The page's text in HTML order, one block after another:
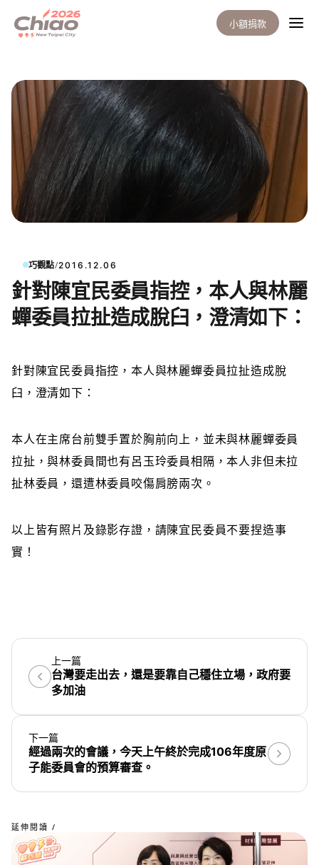
小額捐款
巧觀點/2016.12.06
針對陳宜民委員指控，本人與林麗
蟬委員拉扯造成脫臼，澄清如下：
針對陳宜民委員指控，本人與林麗蟬委員拉扯造成脫
臼，澄清如下：
本人在主席台前雙手置於胸前向上，並未與林麗蟬委員
拉扯，與林委員間也有呂玉玲委員相隔，本人非但未拉
扯林委員，還遭林委員咬傷肩膀兩次。
以上皆有照片及錄影存證，請陳宜民委員不要捏造事
實！
上一篇
台灣要走出去，還是要靠自己穩住立場，政府要
多加油
下一篇
經過兩次的會議，今天上午終於完成106年度原
子能委員會的預算審查。
延伸閱讀 /